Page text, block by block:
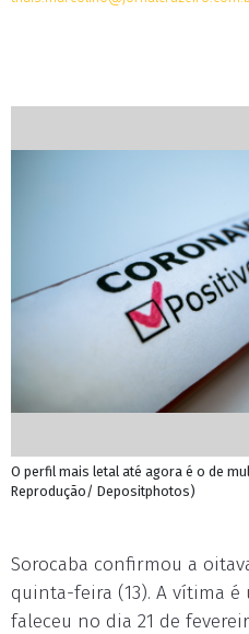
O perfil mais letal até agora é o de
Reprodução/ Depositphotos)
Sorocaba confirmou a
quinta-feira (13). A vítima é
faleceu no dia 21 de